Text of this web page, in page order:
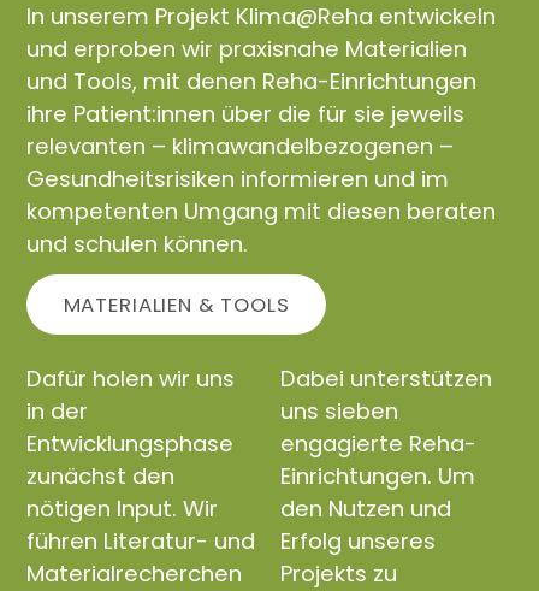
In unserem Projekt Klima@Reha entwickeln
und erproben wir praxisnahe Materialien
und Tools, mit denen Reha-Einrichtungen
ihre Patient:innen über die für sie jeweils
relevanten – klimawandelbezogenen –
Gesundheitsrisiken informieren und im
kompetenten Umgang mit diesen beraten
und schulen können.
MATERIALIEN & TOOLS
Dafür holen wir uns
in der
Entwicklungsphase
zunächst den
nötigen Input. Wir
führen Literatur- und
Materialrecherchen
Dabei unterstützen
uns sieben
engagierte Reha-
Einrichtungen. Um
den Nutzen und
Erfolg unseres
Projekts zu